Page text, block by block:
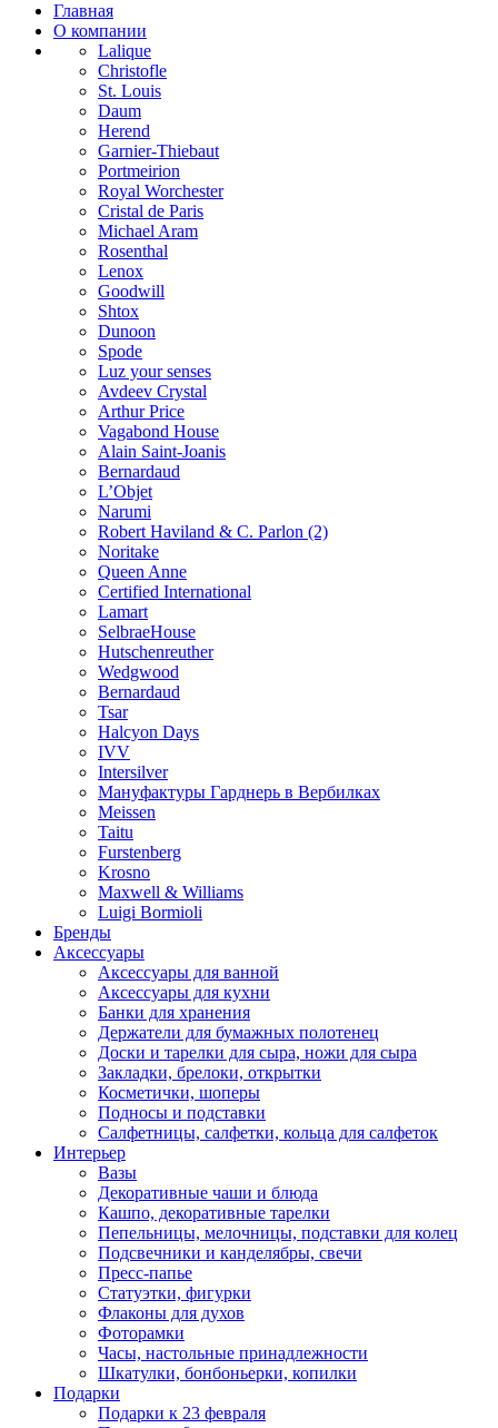
Главная
О компании
Lalique
Christofle
St. Louis
Daum
Herend
Garnier-Thiebaut
Portmeirion
Royal Worchester
Cristal de Paris
Michael Aram
Rosenthal
Lenox
Goodwill
Shtox
Dunoon
Spode
Luz your senses
Avdeev Crystal
Arthur Price
Vagabond House
Alain Saint-Joanis
Bernardaud
L’Objet
Narumi
Robert Haviland & C. Parlon (2)
Noritakе
Queen Anne
Certified International
Lamart
SelbraeHouse
Hutschenreuther
Wedgwood
Bernardaud
Tsar
Halcyon Days
IVV
Intersilver
Мануфактуры Гарднерь в Вербилках
Meissen
Taitu
Furstenberg
Krosno
Maxwell & Williams
Luigi Bormioli
Бренды
Аксессуары
Аксессуары для ванной
Аксессуары для кухни
Банки для хранения
Держатели для бумажных полотенец
Доски и тарелки для сыра, ножи для сыра
Закладки, брелоки, открытки
Косметички, шоперы
Подносы и подставки
Салфетницы, салфетки, кольца для салфеток
Интерьер
Вазы
Декоративные чаши и блюда
Кашпо, декоративные тарелки
Пепельницы, мелочницы, подставки для колец
Подсвечники и канделябры, свечи
Пресс-папье
Статуэтки, фигурки
Флаконы для духов
Фоторамки
Часы, настольные принадлежности
Шкатулки, бонбоньерки, копилки
Подарки
Подарки к 23 февраля